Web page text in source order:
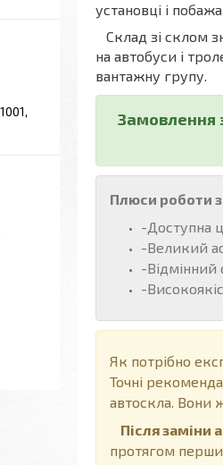
установці і
Склад зі склом
на автобуси і
вантажну групу.
Замовлення
Плюси роботи
-Доступна
-Великий
-Відмінний
-
Як потрібно
Точні
автоскла. Вони
Після заміни
протягом